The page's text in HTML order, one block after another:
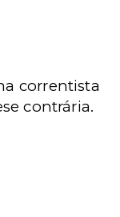
correntista
contrária.